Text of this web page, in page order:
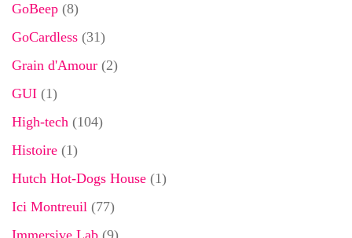
GoBeep (8)
GoCardless (31)
Grain d'Amour (2)
GUI (1)
High-tech (104)
Histoire (1)
Hutch Hot-Dogs House (1)
Ici Montreuil (77)